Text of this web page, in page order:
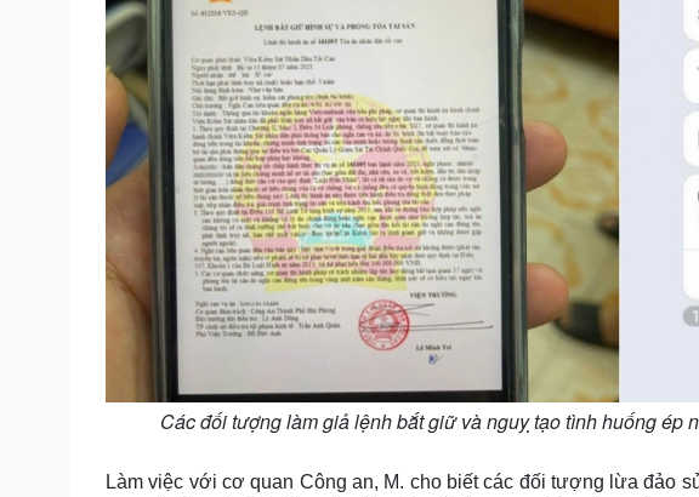
Các đối tượng làm giả lệnh bắt giữ và nguỵ tạo tình huống ép
Làm việc với cơ quan Công an, M. cho biết các đối tượng lừa đảo